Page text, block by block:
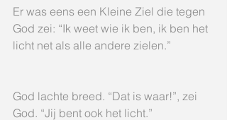
Er was eens een Kleine Ziel die tegen
God zei: “Ik weet wie ik ben, ik ben het
licht net als alle andere zielen.”
God lachte breed. “Dat is waar!”, zei
God. “Jij bent ook het licht.”